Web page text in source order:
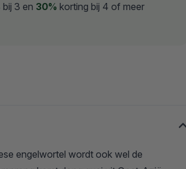
bij 3 en 30% korting bij 4 of meer
engelwortel wordt ook wel de